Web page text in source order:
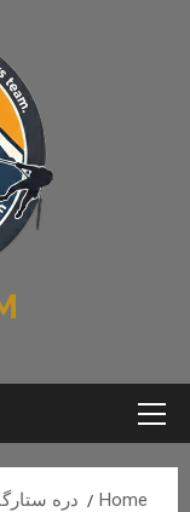
Primary
Home دره